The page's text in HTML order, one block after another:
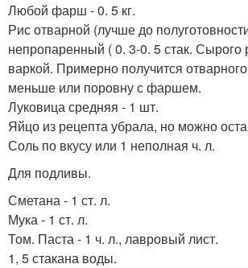
Любой фарш - 0. 5 кг.
Рис отварной (лучше до
непропаренный ( 0. 3-0. 5 стак. Сырого
варкой. Примерно получится
меньше или поровну с фаршем.
Луковица средняя - 1 шт.
Яйцо из рецепта убрала, но можно
Соль по вкусу или 1 неполная ч. л.
Для подливы.
Сметана - 1 ст. л.
Мука - 1 ст. л.
Том. Паста - 1 ч. л., лавровый лист.
1, 5 стакана воды.